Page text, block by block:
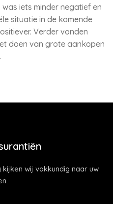
iets minder negatief en
situatie in de komende
Verder vonden
doen van grote aankopen
wij vakkundig naar uw